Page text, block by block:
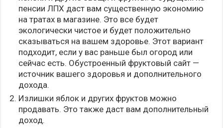
пенсии ЛПХ даст вам существенную экономию
на тратах в магазине. Это все будет
экологически чистое и будет положительно
сказываться на вашем здоровье. Этот вариант
подходит, если у вас раньше был огород или
сейчас есть. Обустроенный фруктовый сайт —
источник вашего здоровья и дополнительного
дохода.
Излишки яблок и других фруктов можно
продавать. Это также даст вам дополнительный
доход.